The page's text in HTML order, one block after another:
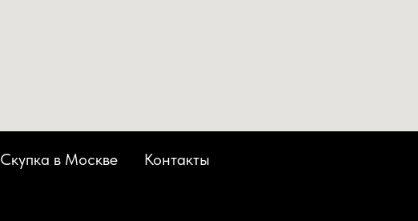
Контакты
Скупка в Москве